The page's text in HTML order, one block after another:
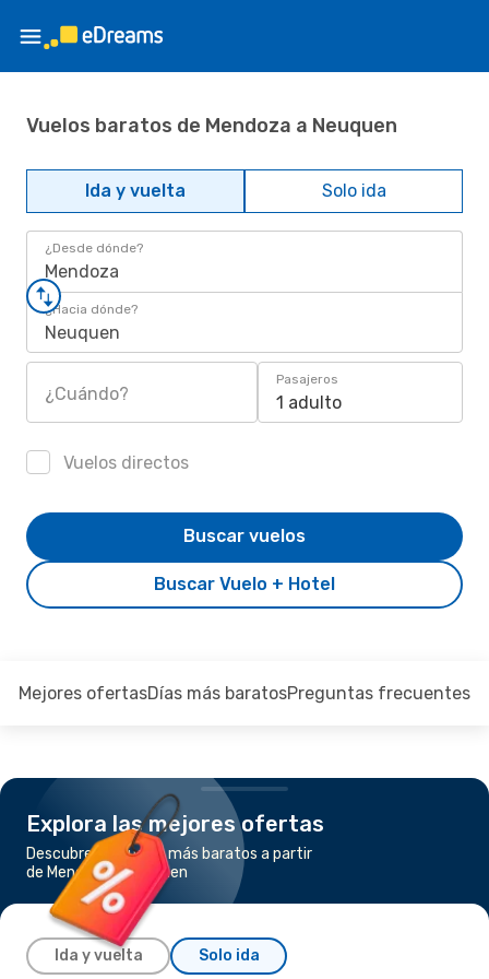
Vuelos baratos de Mendoza a Neuquen
Ida y vuelta Solo ida
¿Desde dónde?
Mendoza
¿Hacia dónde?
Neuquen
¿Cuándo?
Pasajeros
1 adulto
Vuelos directos
Buscar Vuelo + Hotel
Buscar vuelos
Mejores ofertasDías más baratosPreguntas frecuentes
Explora las mejores ofertas
Descubre los vuelos más baratos a partir
de Mendoza a Neuquen
Ida y vuelta Solo ida